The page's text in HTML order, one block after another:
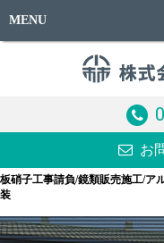
お
板硝子工事請負/鏡類販売施工/ア
装
MENU